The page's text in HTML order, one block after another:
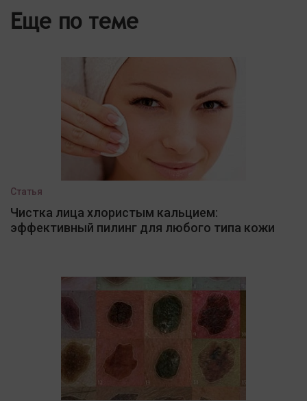
Еще по теме
Статья
Чистка лица хлористым кальцием:
эффективный пилинг для любого типа кожи